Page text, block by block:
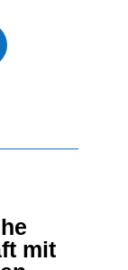
mit